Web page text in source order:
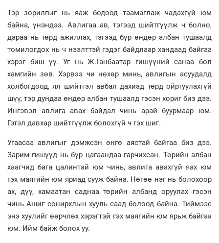
Тэр зорилгыг нь яаж бодоод таамаглаж чадахгүй юм
байна, үнэндээ. Авлигаа ав, тэгээд шийтгүүлж ч болно,
дараа нь төрд ажиллах, тэгээд бүр өндөр албан тушаалд
томилогдох нь ч нээлттэй гэдэг байдлаар хандаад байгаа
хэрэг биш үү. Уг нь Ж.Ганбаатар гишүүний санаа бол
хамгийн зөв. Хэрвээ чи нөхөр минь, авлигын асуудалд
холбогдоод, ял шийтгэл авбал дахиад төрд ойртуулахгүй
шүү, тэр дундаа өндөр албан тушаалд гэсэн хориг биз дээ.
Ингэвэл авлига авах байдал чинь арай буурмаар юм.
Гэтэл давхар шийтгүүлж болохгүй ч гэх шиг.
Угаасаа авлигыг дэмжсэн өнгө аястай байгаа биз дээ.
Зарим гишүүд нь бүр цагаандаа гарчихсан. Төрийн албан
хаагчид бага цалинтай юм чинь, авлига авахгүй яах юм
гэх маягийн юм яриад сууж байна. Нөгөө нэг нь болохоор
ах, дүү, хамаатан саднаа төрийн албанд оруулах гэсэн
чинь Ашиг сонирхлын хууль саад болоод байна. Тиймээс
энэ хуулийг өөрчлөх хэрэгтэй гэх маягийн юм ярьж байгаа
юм. Ийм байж болох уу.